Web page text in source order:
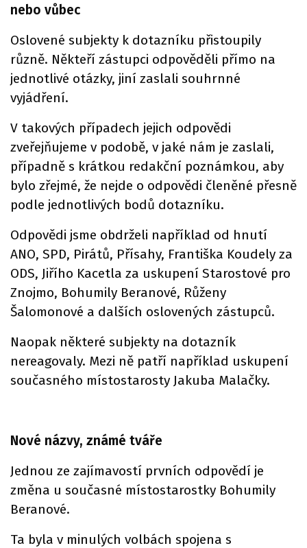
nebo vůbec
Oslovené subjekty k dotazníku přistoupily
různě. Někteří zástupci odpověděli přímo na
jednotlivé otázky, jiní zaslali souhrnné
vyjádření.
V takových případech jejich odpovědi
zveřejňujeme v podobě, v jaké nám je zaslali,
případně s krátkou redakční poznámkou, aby
bylo zřejmé, že nejde o odpovědi členěné přesně
podle jednotlivých bodů dotazníku.
Odpovědi jsme obdrželi například od hnutí
ANO, SPD, Pirátů, Přísahy, Františka Koudely za
ODS, Jiřího Kacetla za uskupení Starostové pro
Znojmo, Bohumily Beranové, Růženy
Šalomonové a dalších oslovených zástupců.
Naopak některé subjekty na dotazník
nereagovaly. Mezi ně patří například uskupení
současného místostarosty Jakuba Malačky.
Nové názvy, známé tváře
Jednou ze zajímavostí prvních odpovědí je
změna u současné místostarostky Bohumily
Beranové.
Ta byla v minulých volbách spojena s